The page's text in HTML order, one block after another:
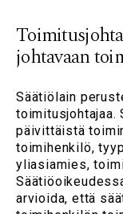
johtavaan
Säätiölain
toimitusjohtajaa.
päivittäistä
toimihenkilö,
yliasiamies,
arvioida, että